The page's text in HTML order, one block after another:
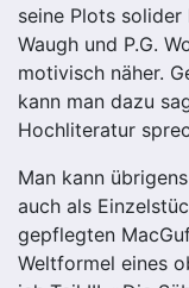
seine Plots
Waugh und P.G.
motivisch näher.
kann man dazu
Hochliteratur
Man kann
auch als
gepflegten
Weltformel eines